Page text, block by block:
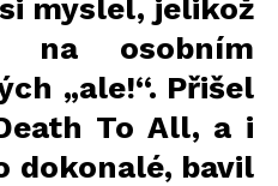
myslel, jelikož
na osobním
„ale!“. Přišel
To All, a i
dokonalé, bavil